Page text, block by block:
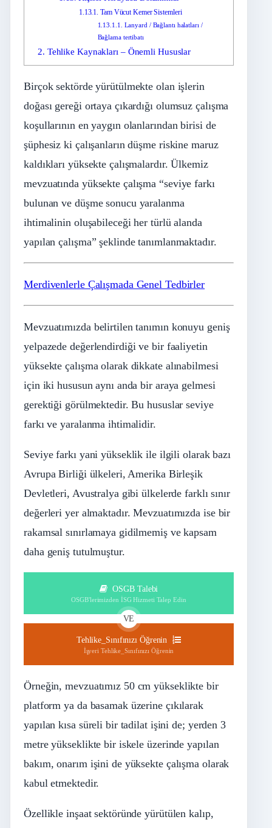
1.13.1. Tam Vücut Kemer Sistemleri
1.13.1.1.
Lanyard / Bağlantı halatları /
Bağlama tertibatı
2. Tehlike Kaynakları – Önemli Hususlar
Birçok sektörde yürütülmekte olan işlerin
doğası gereği ortaya çıkardığı olumsuz çalışma
koşullarının en yaygın olanlarından birisi de
şüphesiz ki çalışanların düşme riskine maruz
kaldıkları yüksekte çalışmalardır. Ülkemiz
mevzuatında yüksekte çalışma “seviye farkı
bulunan ve düşme sonucu yaralanma
ihtimalinin oluşabileceği her türlü alanda
yapılan çalışma” şeklinde tanımlanmaktadır.
Merdivenlerle Çalışmada Genel Tedbirler
Mevzuatımızda belirtilen tanımın konuyu geniş
yelpazede değerlendirdiği ve bir faaliyetin
yüksekte çalışma olarak dikkate alınabilmesi
için iki hususun aynı anda bir araya gelmesi
gerektiği görülmektedir. Bu hususlar seviye
farkı ve yaralanma ihtimalidir.
Seviye farkı yani yükseklik ile ilgili olarak bazı
Avrupa Birliği ülkeleri, Amerika Birleşik
Devletleri, Avustralya gibi ülkelerde farklı sınır
değerleri yer almaktadır. Mevzuatımızda ise bir
rakamsal sınırlamaya gidilmemiş ve kapsam
daha geniş tutulmuştur.
OSGB Talebi
OSGB'lerimizden İSG Hizmeti Talep Edin
VE
Tehlike_Sınıfınızı Öğrenin
İşyeri Tehlike_Sınıfınızı Öğrenin
Örneğin, mevzuatımız 50 cm yükseklikte bir
platform ya da basamak üzerine çıkılarak
yapılan kısa süreli bir tadilat işini de; yerden 3
metre yükseklikte bir iskele üzerinde yapılan
bakım, onarım işini de yüksekte çalışma olarak
kabul etmektedir.
Özellikle inşaat sektöründe yürütülen kalıp,